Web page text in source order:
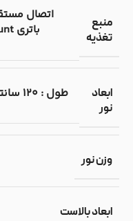
منبع
تغذیه
اتصال
ابعاد
نور
وزن نور
ابعاد بالاست